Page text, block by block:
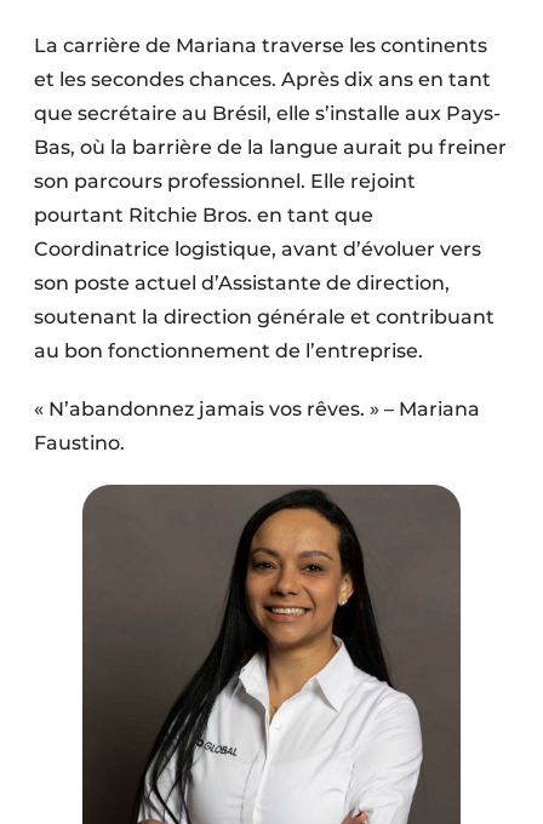
La carrière de Mariana traverse les continents
et les secondes chances. Après dix ans en tant
que secrétaire au Brésil, elle s’installe aux Pays-
Bas, où la barrière de la langue aurait pu freiner
son parcours professionnel. Elle rejoint
pourtant Ritchie Bros. en tant que
Coordinatrice logistique, avant d’évoluer vers
son poste actuel d’Assistante de direction,
soutenant la direction générale et contribuant
au bon fonctionnement de l’entreprise.
« N’abandonnez jamais vos rêves. » – Mariana
Faustino.